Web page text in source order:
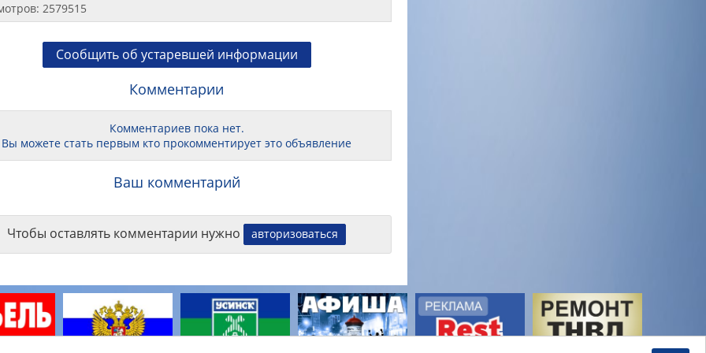
2579515
Сообщить об устаревшей информации
Комментарии
Комментариев пока нет.
Вы можете стать первым кто прокомментирует это объявление
Ваш комментарий
Чтобы оставлять комментарии нужно авторизоваться